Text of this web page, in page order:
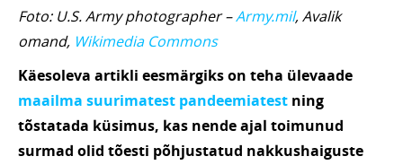
Foto: U.S. Army photographer –Army.mil, Avalik
omand, Wikimedia Commons
Käesoleva artikli eesmärgiks on teha ülevaade
maailma suurimatest pandeemiatest ning
tõstatada küsimus, kas nende ajal toimunud
surmad olid tõesti põhjustatud nakkushaiguste